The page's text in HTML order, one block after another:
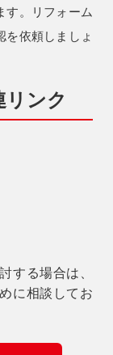
す。リフォーム
を依頼しましょ
リンク
する場合は、
に相談してお